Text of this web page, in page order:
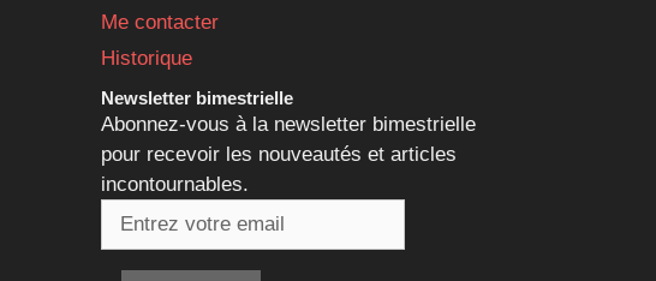
Me contacter
Historique
Newsletter bimestrielle
Abonnez-vous à la newsletter bimestrielle
pour recevoir les nouveautés et articles
incontournables.